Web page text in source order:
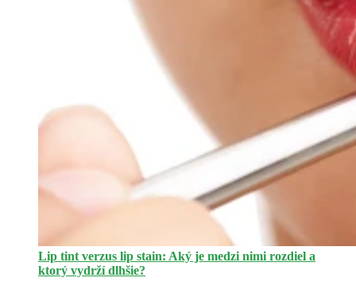
Lip tint verzus lip stain: Aký je medzi nimi rozdiel a
ktorý vydrží dlhšie?